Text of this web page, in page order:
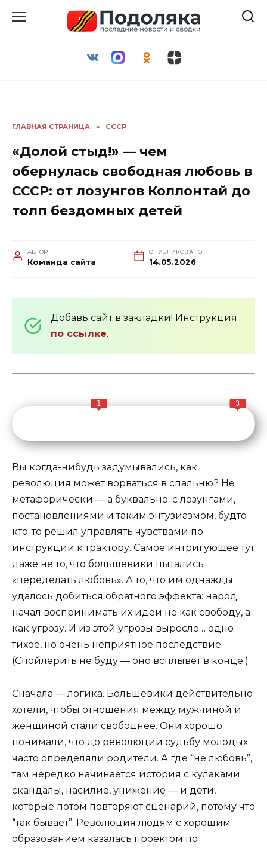
ГЛАВНАЯ СТРАНИЦА » СССР
«Долой стыд!» — чем
обернулась свободная любовь в
СССР: от лозунгов Коллонтай до
толп бездомных детей
АВТОР
Команда сайта
ОПУБЛИКОВАНО
14.05.2026
Добавь сайт в закладки! Инструкция
по ссылке.
1 3
Вы когда-нибудь задумывались, как
революция может ворваться в спальню? Не
метафорически — а буквально: с лозунгами,
постановлениями и таким энтузиазмом, будто
кто-то решил управлять чувствами по
инструкции к трактору. Самое интригующее тут
даже не то, что большевики пытались
«переделать любовь». А то, что им однажды
удалось добиться обратного эффекта: народ
начал воспринимать их идеи не как свободу, а
как угрозу. И из этой угрозы выросло… одно
тихое, но очень неприятное последствие.
(Спойлерить не буду — оно всплывёт в конце.)
Сначала — логика. Большевики действительно
хотели, чтобы отношения между мужчиной и
женщиной стали свободнее. Они хорошо
понимали, что до революции судьбу молодых
часто определяли родители. А где “не любовь”,
там нередко начинается история с кулаками:
скандалы, насилие, унижение — и дети,
которые потом повторяют сценарий, потому что
“так бывает”. Революция людям с хорошим
образованием казалась проектом по